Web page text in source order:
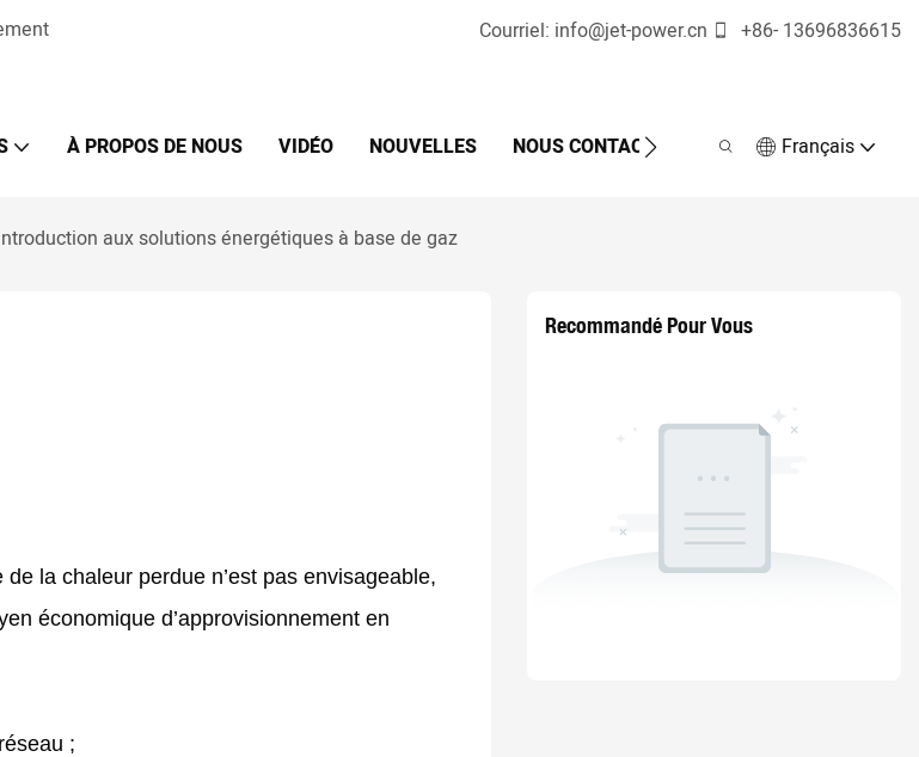
Courriel: info@jet-power.cn +86- 13696836615
À PROPOS DE NOUS VIDÉO NOUVELLES NOUS CONTACTER Français
aux solutions énergétiques à base de gaz
la chaleur perdue n’est pas envisageable,
économique d’approvisionnement en
;
Recommandé Pour Vous